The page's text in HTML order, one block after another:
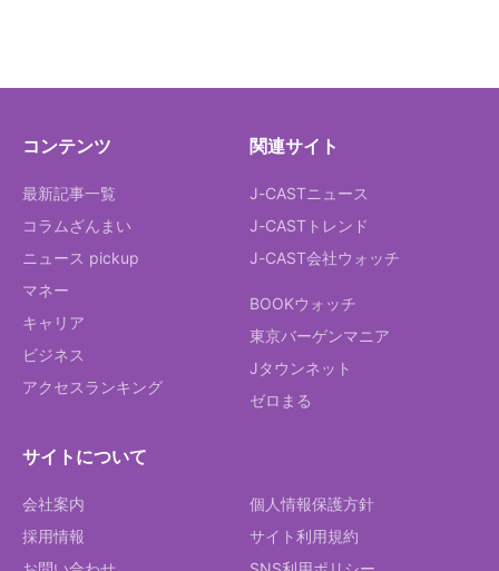
コンテンツ
最新記事一覧
コラムざんまい
ニュース pickup
マネー
キャリア
ビジネス
アクセスランキング
関連サイト
J-CASTニュース
J-CASTトレンド
J-CAST会社ウォッチ
BOOKウォッチ
東京バーゲンマニア
Jタウンネット
ゼロまる
サイトについて
会社案内
採用情報
個人情報保護方針
サイト利用規約